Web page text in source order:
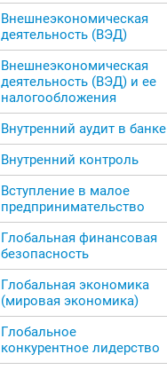
Внешнеэкономическая
деятельность (ВЭД)
Внешнеэкономическая
деятельность (ВЭД) и ее
налогообложения
Внутренний аудит в банке
Внутренний контроль
Вступление в малое
предпринимательство
Глобальная финансовая
безопасность
Глобальная экономика
(мировая экономика)
Глобальное
конкурентное лидерство